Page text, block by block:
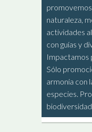
naturaleza,
actividades
con guías y
Impactamos
Sólo
armonía con
especies.
biodiversidad.